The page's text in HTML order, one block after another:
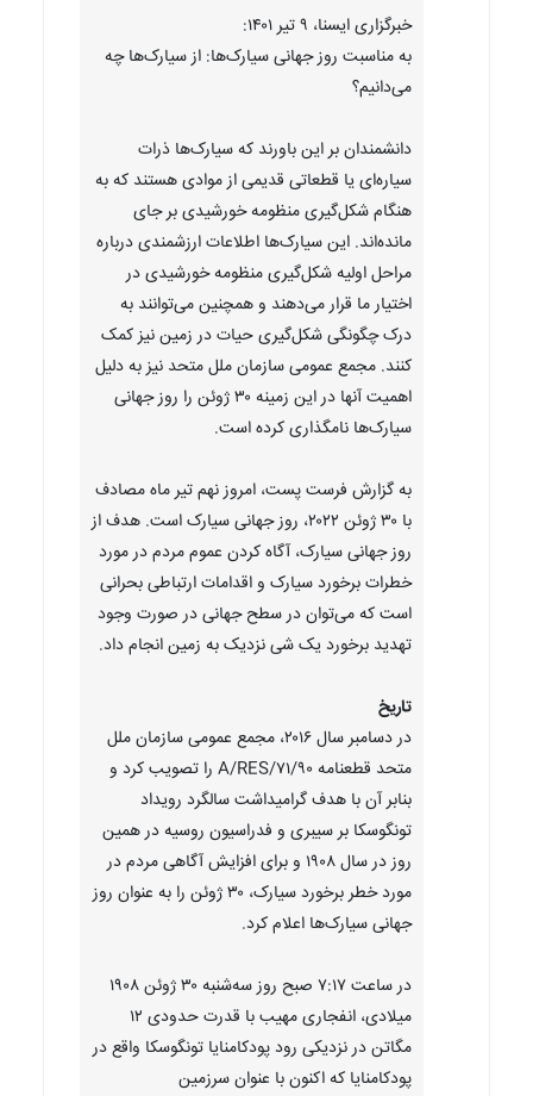
خبرگزاری ایسنا، ۹ تیر ۱۴۰۱:
به مناسبت روز جهانی سیارک‌ها: از سیارک‌ها چه
می‌دانیم؟
دانشمندان بر این باورند که سیارک‌ها ذرات
سیاره‌ای یا قطعاتی قدیمی از موادی‌ هستند که به
هنگام شکل‌گیری منظومه خورشیدی بر جای
مانده‌اند. این سیارک‌ها اطلاعات ارزشمندی درباره
مراحل اولیه شکل‌گیری منظومه خورشیدی در
اختیار ما قرار می‌دهند و همچنین می‌توانند به
درک چگونگی شکل‌گیری حیات در زمین نیز کمک
کنند. مجمع عمومی سازمان ملل متحد نیز به دلیل
اهمیت آنها در این زمینه ۳۰ ژوئن را روز جهانی
سیارک‌ها نامگذاری کرده است.
به گزارش فرست پست، امروز نهم تیر ماه مصادف
با ۳۰ ژوئن ۲۰۲۲، روز جهانی سیارک است. هدف از
روز جهانی سیارک، آگاه کردن عموم مردم در مورد
خطرات برخورد سیارک و اقدامات ارتباطی بحرانی
است که می‌توان در سطح جهانی در صورت وجود
تهدید برخورد یک شی نزدیک به زمین انجام داد.
تاریخ
در دسامبر سال ۲۰۱۶، مجمع عمومی سازمان ملل
متحد قطعنامه A/RES/۷۱/۹۰ را تصویب کرد و
بنابر آن با هدف گرامیداشت سالگرد رویداد
تونگوسکا بر سیبری و فدراسیون روسیه در همین
روز در سال ۱۹۰۸ و برای افزایش آگاهی مردم در
مورد خطر برخورد سیارک، ۳۰ ژوئن را به عنوان روز
جهانی سیارک‌ها اعلام کرد.
در ساعت ۷:۱۷ صبح روز سه‌شنبه ۳۰ ژوئن ۱۹۰۸
میلادی، انفجاری مهیب با قدرت حدودی ۱۲
مگاتن در نزدیکی رود پودکامنایا تونگوسکا واقع در
پودکامنایا که اکنون با عنوان سرزمین